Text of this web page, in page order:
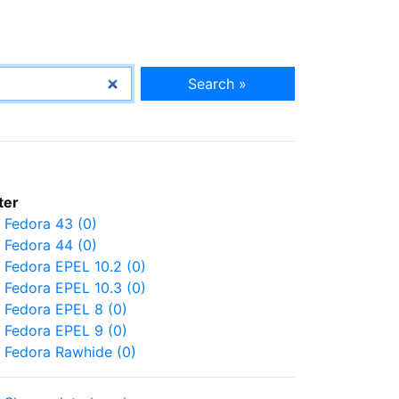
Search »
Fedora 43 (0)
Fedora 44 (0)
Fedora EPEL 10.2 (0)
Fedora EPEL 10.3 (0)
Fedora EPEL 8 (0)
Fedora EPEL 9 (0)
Fedora Rawhide (0)